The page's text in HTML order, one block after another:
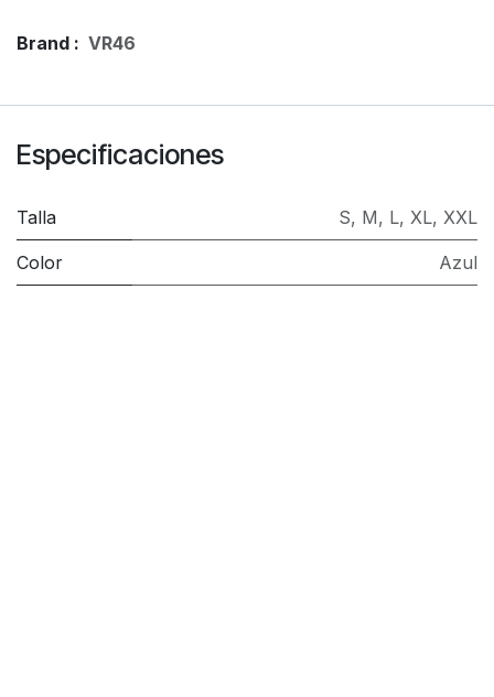
Brand : VR46
Especificaciones
Talla S, M, L, XL, XXL
Color Azul